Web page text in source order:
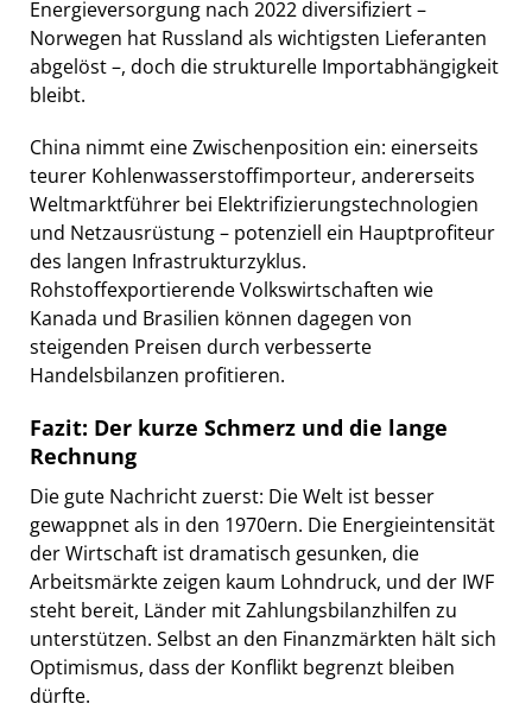
Energieversorgung nach 2022 diversifiziert –
Norwegen hat Russland als wichtigsten Lieferanten
abgelöst –, doch die strukturelle Importabhängigkeit
bleibt.
China nimmt eine Zwischenposition ein: einerseits
teurer Kohlenwasserstoffimporteur, andererseits
Weltmarktführer bei Elektrifizierungstechnologien
und Netzausrüstung – potenziell ein Hauptprofiteur
des langen Infrastrukturzyklus.
Rohstoffexportierende Volkswirtschaften wie
Kanada und Brasilien können dagegen von
steigenden Preisen durch verbesserte
Handelsbilanzen profitieren.
Fazit: Der kurze Schmerz und die lange
Rechnung
Die gute Nachricht zuerst: Die Welt ist besser
gewappnet als in den 1970ern. Die Energieintensität
der Wirtschaft ist dramatisch gesunken, die
Arbeitsmärkte zeigen kaum Lohndruck, und der IWF
steht bereit, Länder mit Zahlungsbilanzhilfen zu
unterstützen. Selbst an den Finanzmärkten hält sich
Optimismus, dass der Konflikt begrenzt bleiben
dürfte.